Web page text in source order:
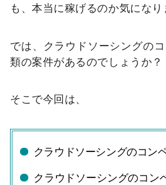
も、本当に稼げるのか気になり
では、クラウドソーシングの
類の案件があるのでしょうか？
そこで今回は、
クラウドソーシングのコン
クラウドソーシングのコン